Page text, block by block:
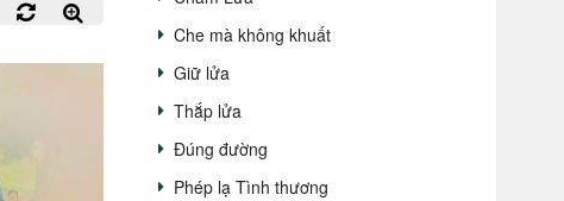
Che mà không khuất
Giữ lửa
Thắp lửa
Đúng đường
Phép lạ Tình thương